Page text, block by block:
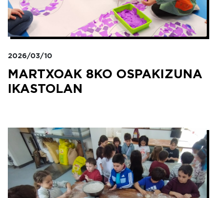
2026/03/10
MARTXOAK 8KO OSPAKIZUNA
IKASTOLAN
Irudia